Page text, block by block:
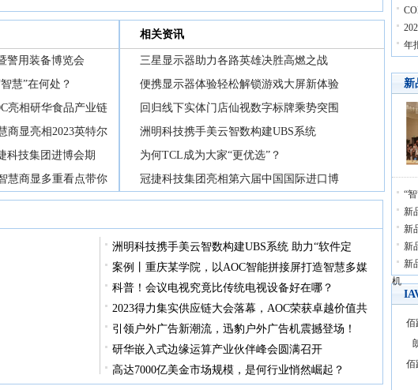
警用装备博览会
慧”在何处？
亮相研华食品产业链
商显亮相2023英特尔
科技集团进博会期
慧商显多重看点带你
相关资讯
三星显示器助力各路英雄决胜高燃之战
便携显示器体验轻松解锁游戏大屏新体验
回归线下实体门店仙视数字标牌乘势突围
洲明科技携手美云智数构建UBS系统
为何TCL成为大家“更优选”？
冠捷科技集团亮相第六届中国国际进口博
洲明科技携手美云智数构建UBS系统 助力“软件定
案例丨重庆某学院，以AOC智能拼接屏打造智慧多媒
科普！会议电视究竟比传统电视设备好在哪？
2023得力集实供应链大会落幕，AOC荣获卓越价值共
引领户外广告新潮流，迅豹户外广告机震撼登场！
研华嵌入式边缘运算产业伙伴峰会圆满召开
高达7000亿美金市场规模，是何行业悄然崛起？
年
新
“
新
新
新
新
机
佰
佰